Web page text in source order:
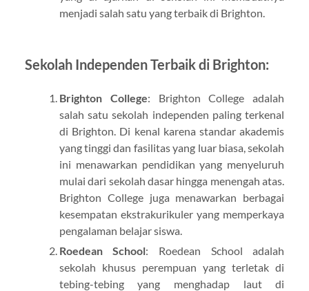
menjadi salah satu yang terbaik di Brighton.
Sekolah Independen Terbaik di Brighton:
Brighton College: Brighton College adalah
salah satu sekolah independen paling terkenal
di Brighton. Di kenal karena standar akademis
yang tinggi dan fasilitas yang luar biasa, sekolah
ini menawarkan pendidikan yang menyeluruh
mulai dari sekolah dasar hingga menengah atas.
Brighton College juga menawarkan berbagai
kesempatan ekstrakurikuler yang memperkaya
pengalaman belajar siswa.
Roedean School: Roedean School adalah
sekolah khusus perempuan yang terletak di
tebing-tebing yang menghadap laut di